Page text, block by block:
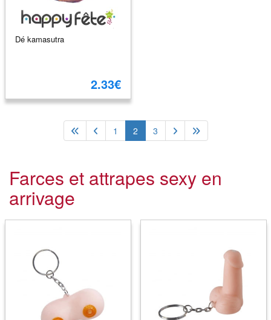
Dé kamasutra
2.33€
1 2 3
Farces et attrapes sexy en
arrivage